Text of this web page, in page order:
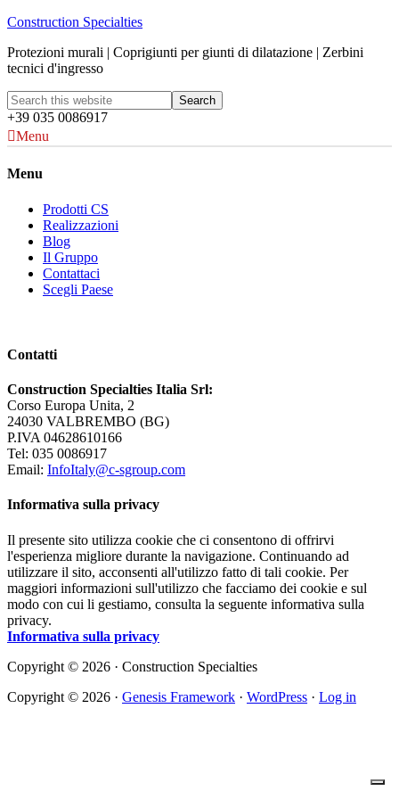
Construction Specialties
Protezioni murali | Coprigiunti per giunti di dilatazione | Zerbini
tecnici d'ingresso
+39 035 0086917
Menu
Menu
Prodotti CS
Realizzazioni
Blog
Il Gruppo
Contattaci
Scegli Paese
Contatti
Construction Specialties Italia Srl:
Corso Europa Unita, 2
24030 VALBREMBO (BG)
P.IVA 04628610166
Tel: 035 0086917
Email: InfoItaly@c-sgroup.com
Informativa sulla privacy
Il presente sito utilizza cookie che ci consentono di offrirvi
l'esperienza migliore durante la navigazione. Continuando ad
utilizzare il sito, acconsenti all'utilizzo fatto di tali cookie. Per
maggiori informazioni sull'utilizzo che facciamo dei cookie e sul
modo con cui li gestiamo, consulta la seguente informativa sulla
privacy.
Informativa sulla privacy
Copyright © 2026 · Construction Specialties
Copyright © 2026 · Genesis Framework · WordPress · Log in